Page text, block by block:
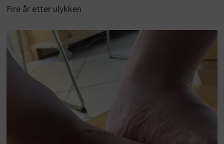
Fire år etter ulykken